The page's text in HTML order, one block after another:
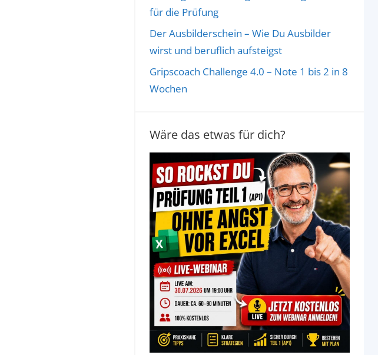
für die Prüfung
Der Ausbilderschein – Wie Du Ausbilder
wirst und beruflich aufsteigst
Gripscoach Challenge 4.0 – Note 1 bis 2 in 8
Wochen
Wäre das etwas für dich?